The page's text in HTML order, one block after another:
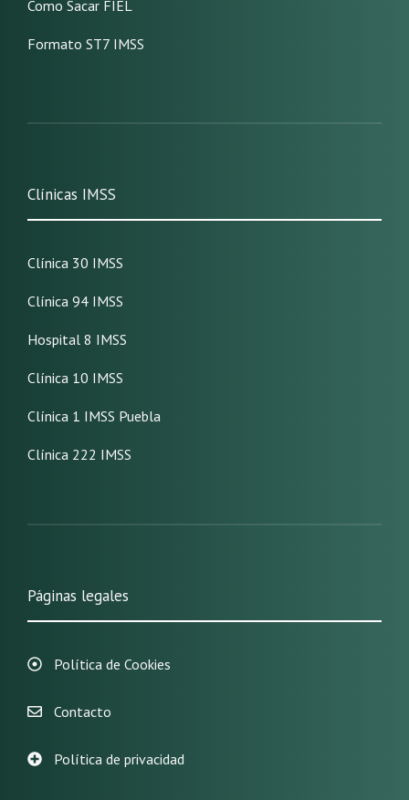
Como Sacar FIEL
Formato ST7 IMSS
Clínicas IMSS
Clínica 30 IMSS
Clínica 94 IMSS
Hospital 8 IMSS
Clínica 10 IMSS
Clínica 1 IMSS Puebla
Clínica 222 IMSS
Páginas legales
Política de Cookies
Contacto
Política de privacidad